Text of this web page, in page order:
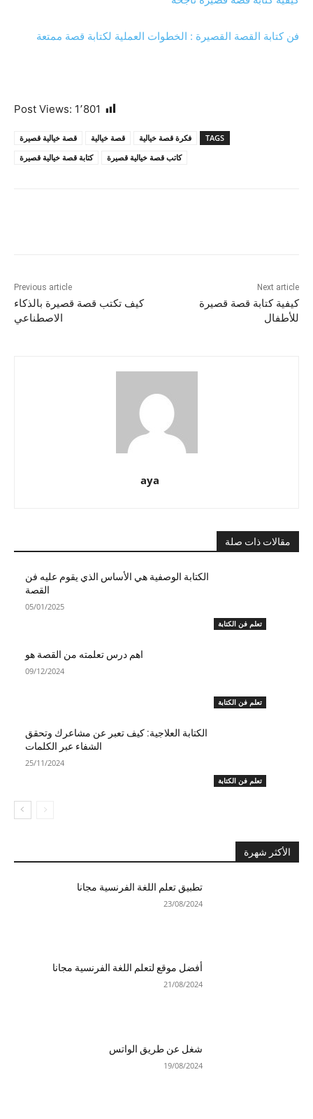
فن كتابة القصة القصيرة : الخطوات العملية لكتابة قصة ممتعة
Post Views: 1٬801
TAGS فكرة قصة خيالية قصة خيالية
قصة خيالية قصيرة
كاتب قصة خيالية قصيرة
كتابة قصة خيالية قصيرة
Previous article
كيف تكتب قصة قصيرة بالذكاء
الاصطناعي
Next article
كيفية كتابة قصة قصيرة
للأطفال
aya
مقالات ذات صلة
تعلم فن الكتابة
الكتابة الوصفية هي الأساس الذي يقوم عليه فن
القصة
05/01/2025
تعلم فن الكتابة
اهم درس تعلمته من القصة هو​
09/12/2024
تعلم فن الكتابة
الكتابة العلاجية: كيف تعبر عن مشاعرك وتحقق
الشفاء عبر الكلمات
25/11/2024
الأكثر شهرة
تطبيق تعلم اللغة الفرنسية مجانا
23/08/2024
أفضل موقع لتعلم اللغة الفرنسية مجانا
21/08/2024
شغل عن طريق الواتس
19/08/2024